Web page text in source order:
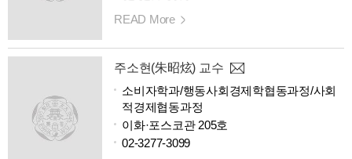
READ More
주소현(朱昭炫) 교수
소비자학과/행동사회경제학협동과정/사회
적경제협동과정
이화·포스코관 205호
02-3277-3099